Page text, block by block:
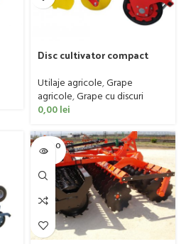
Disc cultivator compact
Utilaje agricole,Grape
agricole,Grape cu discuri
0,00lei
SOLD O
UT